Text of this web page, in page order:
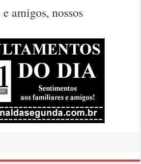
amigos, nossos